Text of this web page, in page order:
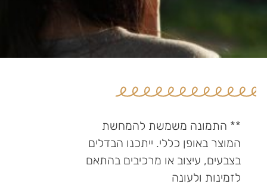
** התמונה משמשת להמחשת
המוצר באופן כללי. ייתכנו הבדלים
בצבעים, עיצוב או מרכיבים בהתאם
לזמינות ולעונה